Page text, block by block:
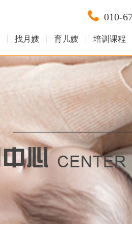
010-
找月嫂 育儿嫂 培训课程